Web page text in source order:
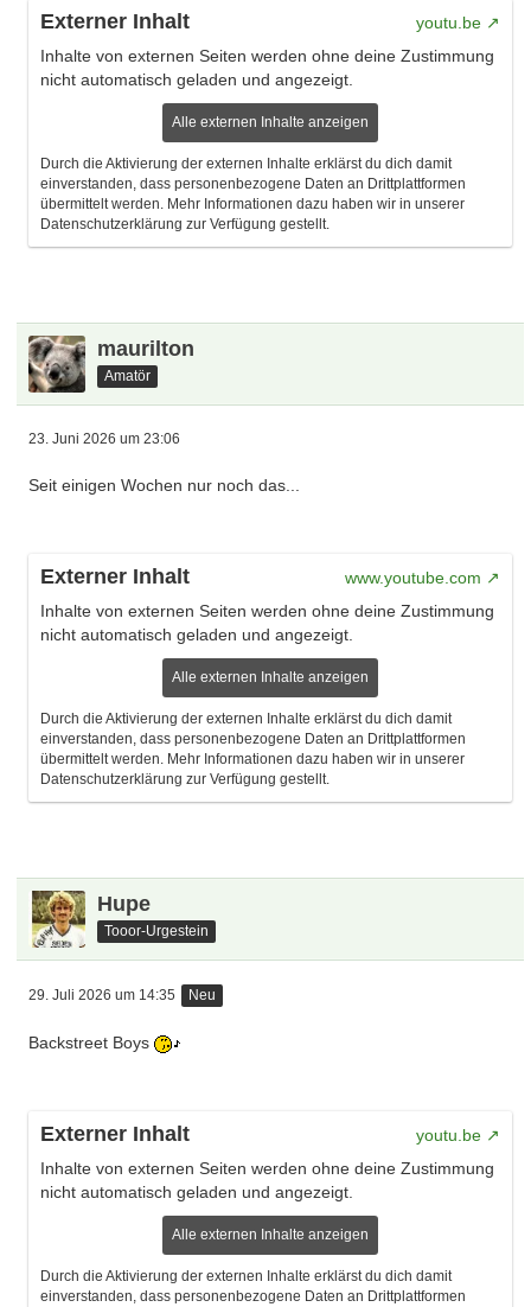
Externer Inhalt
youtu.be
Inhalte von externen Seiten werden ohne deine Zustimmung
nicht automatisch geladen und angezeigt.
Alle externen Inhalte anzeigen
Durch die Aktivierung der externen Inhalte erklärst du dich damit
einverstanden, dass personenbezogene Daten an Drittplattformen
übermittelt werden. Mehr Informationen dazu haben wir in unserer
Datenschutzerklärung zur Verfügung gestellt.
maurilton
Amatör
23. Juni 2026 um 23:06
Seit einigen Wochen nur noch das...
Externer Inhalt
www.youtube.com
Inhalte von externen Seiten werden ohne deine Zustimmung
nicht automatisch geladen und angezeigt.
Alle externen Inhalte anzeigen
Durch die Aktivierung der externen Inhalte erklärst du dich damit
einverstanden, dass personenbezogene Daten an Drittplattformen
übermittelt werden. Mehr Informationen dazu haben wir in unserer
Datenschutzerklärung zur Verfügung gestellt.
Hupe
Tooor-Urgestein
29. Juli 2026 um 14:35 Neu
Backstreet Boys
Externer Inhalt
youtu.be
Inhalte von externen Seiten werden ohne deine Zustimmung
nicht automatisch geladen und angezeigt.
Alle externen Inhalte anzeigen
Durch die Aktivierung der externen Inhalte erklärst du dich damit
einverstanden, dass personenbezogene Daten an Drittplattformen